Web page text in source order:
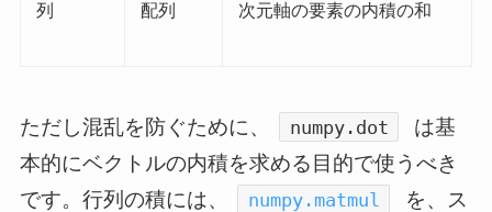
列
配列
次元軸の要素の内積の和
ただし混乱を防ぐために、 numpy.dot
は基
本的にベクトルの内積を求める目的で使うべき
です。行列の積には、
numpy.matmul
を、ス